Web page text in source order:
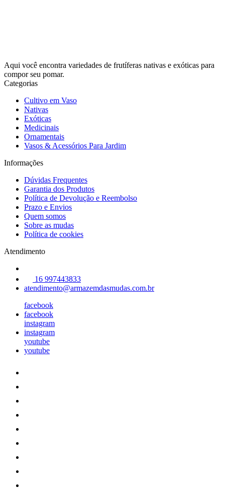
Aqui você encontra variedades de frutíferas nativas e exóticas para
compor seu pomar.
Categorias
Cultivo em Vaso
Nativas
Exóticas
Medicinais
Ornamentais
Vasos & Acessórios Para Jardim
Informações
Dúvidas Frequentes
Garantia dos Produtos
Política de Devolução e Reembolso
Prazo e Envios
Quem somos
Sobre as mudas
Política de cookies
Atendimento
16 997443833
atendimento@armazemdasmudas.com.br
facebook
facebook
instagram
instagram
youtube
youtube